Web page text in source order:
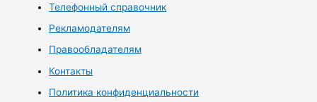
Телефонный справочник
Рекламодателям
Правообладателям
Контакты
Политика конфиденциальности